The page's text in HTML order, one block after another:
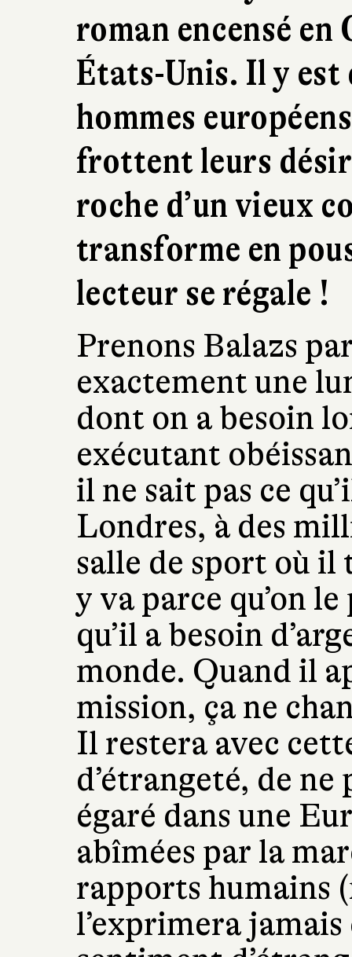
roman encensé
États-Unis. Il y
hommes
frottent leurs
roche d’un vieux
transforme en
lecteur se régale !
Prenons Balazs
exactement une
dont on a besoin
exécutant
il ne sait pas ce
Londres, à des
salle de sport où
y va parce qu’on
qu’il a besoin
monde. Quand il
mission, ça ne
Il restera avec
d’étrangeté, de ne
égaré dans une
abîmées par la
rapports humains
l’exprimera